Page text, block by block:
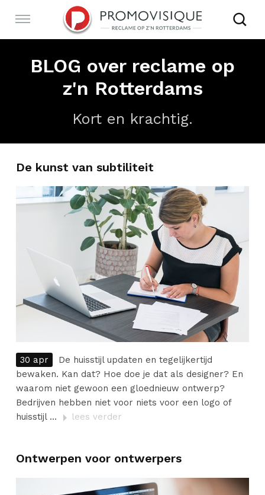
links
naar
RECLAMEBUREAU ROTTERDAM
ONLINE
PORTFOLIO
BLOG over reclame op
z'n Rotterdams
Kort en krachtig.
De kunst van subtiliteit
30 apr
De huisstijl updaten en tegelijkertijd
bewaken. Kan dat? Hoe doe je dat als designer? En
waarom niet gewoon een gloednieuw ontwerp?
Bedrijven hebben niet voor niets voor een logo of
huisstijl ...
lees verder
Ontwerpen voor ontwerpers